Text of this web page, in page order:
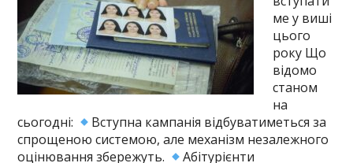
ме у виші
цього
року Що
відомо
станом
на
сьогодні:
Вступна кампанія відбуватиметься за
спрощеною системою, але механізм незалежного
оцінювання збережуть.
Абітурієнти